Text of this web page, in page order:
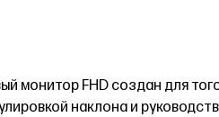
монитор FHD создан для
наклона и